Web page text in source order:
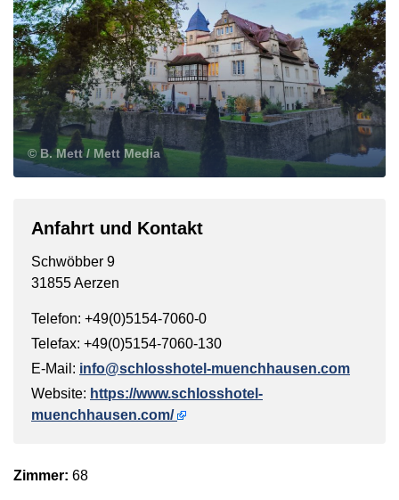
© B. Mett / Mett Media
Anfahrt und Kontakt
Schwöbber 9
31855 Aerzen
Telefon: +49(0)5154-7060-0
Telefax: +49(0)5154-7060-130
E-Mail: info@schlosshotel-muenchhausen.com
Website: https://www.schlosshotel-
muenchhausen.com/
Zimmer: 68